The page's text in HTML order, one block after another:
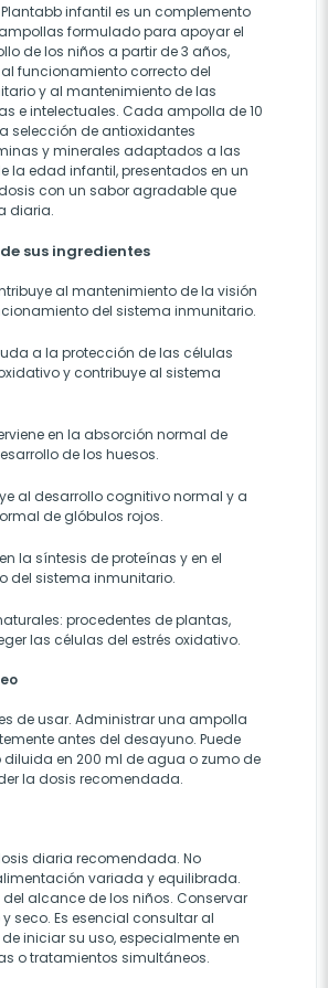
infantil es un complemento
formulado para apoyar el
de los niños a partir de 3 años,
funcionamiento correcto del
y al mantenimiento de las
e intelectuales. Cada ampolla de 10
selección de antioxidantes
y minerales adaptados a las
la edad infantil, presentados en un
con un sabor agradable que
diaria.
sus ingredientes
al mantenimiento de la visión
del sistema inmunitario.
a la protección de las células
y contribuye al sistema
en la absorción normal de
de los huesos.
al desarrollo cognitivo normal y a
de glóbulos rojos.
la síntesis de proteínas y en el
del sistema inmunitario.
procedentes de plantas,
las células del estrés oxidativo.
de usar. Administrar una ampolla
antes del desayuno. Puede
en 200 ml de agua o zumo de
la dosis recomendada.
diaria recomendada. No
variada y equilibrada.
del alcance de los niños. Conservar
seco. Es esencial consultar al
iniciar su uso, especialmente en
o tratamientos simultáneos.